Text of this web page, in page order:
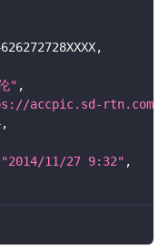
,
" ,
accpic.sd-rtn.com/pic/
,
"2014/11/27 9:32" ,